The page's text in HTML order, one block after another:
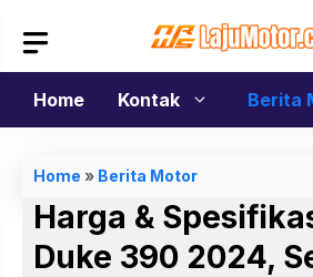
isi
Home
Kontak Berita
Home » Berita Motor
Harga &
Duke 390 2024,